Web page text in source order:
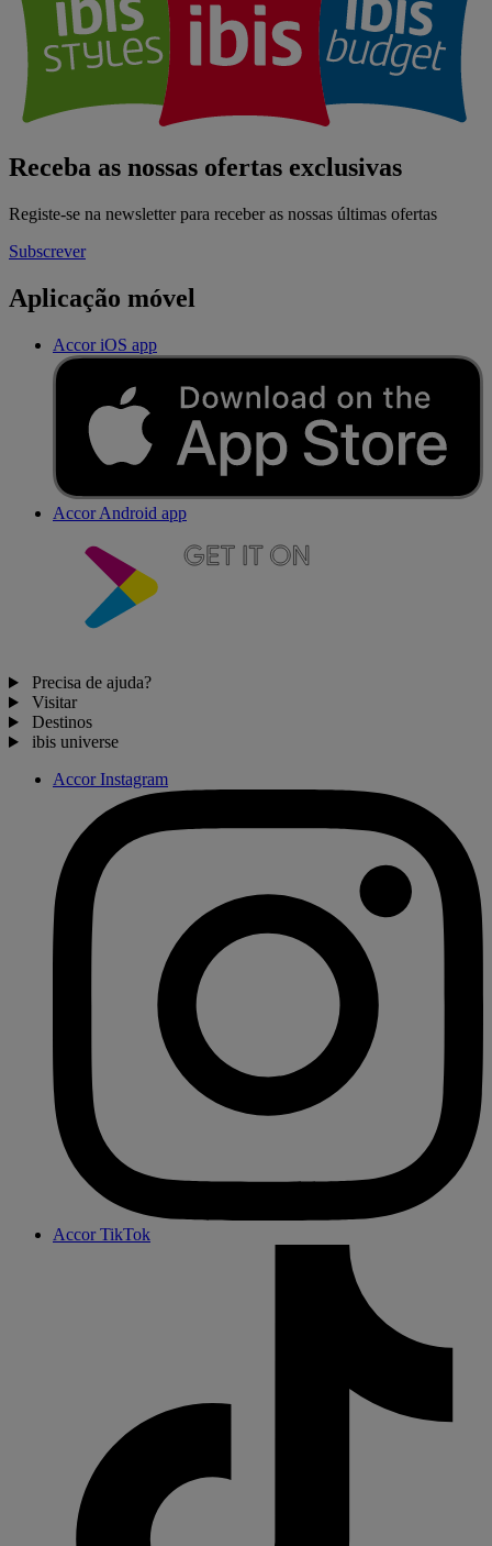
Receba as nossas ofertas exclusivas
Registe-se na newsletter para receber as nossas últimas ofertas
Subscrever
Aplicação móvel
Accor iOS app
Accor Android app
Precisa de ajuda?
Visitar
Destinos
ibis universe
Accor Instagram
Accor TikTok